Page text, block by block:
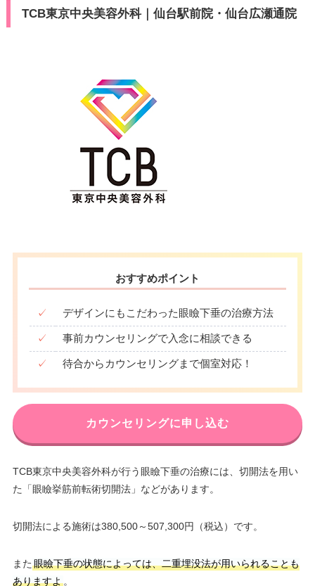
TCB東京中央美容外科｜仙台駅前院・仙台広瀬通院
おすすめポイント
✓ デザインにもこだわった眼瞼下垂の治療方法
✓ 事前カウンセリングで入念に相談できる
✓ 待合からカウンセリングまで個室対応！
カウンセリングに申し込む
TCB東京中央美容外科が行う眼瞼下垂の治療には、切開法を用い
た「眼瞼挙筋前転術切開法」などがあります。
切開法による施術は380,500～507,300円（税込）です。
また 眼瞼下垂の状態によっては、二重埋没法が用いられることも
ありますよ。